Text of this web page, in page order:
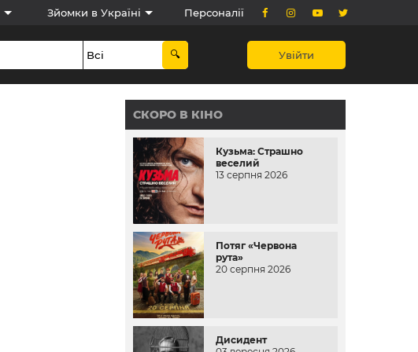
Зйомки в Україні Персоналії
Увійти
СКОРО В КІНО
Кузьма: Страшно
веселий
13 серпня 2026
Потяг «Червона
рута»
20 серпня 2026
Дисидент